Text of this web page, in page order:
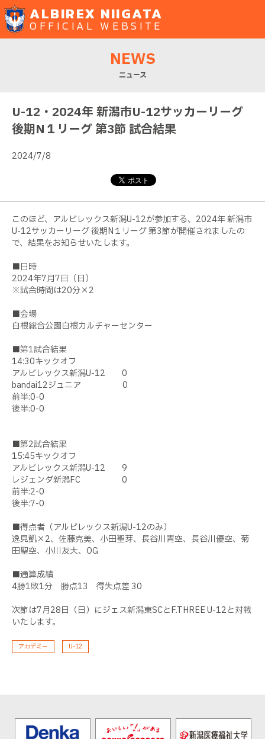
ALBIREX NIIGATA
OFFICIAL WEBSITE
NEWS
ニュース
U-12・2024年 新潟市U-12サッカーリーグ
後期N１リーグ 第3節 試合結果
2024/7/8
このほど、アルビレックス新潟U-12が参加する、2024年 新潟市
U-12サッカーリーグ 後期N１リーグ 第3節が開催されましたの
で、結果をお知らせいたします。
■日時
2024年7月7日（日）
※試合時間は20分×2
■会場
白根総合公園白根カルチャーセンター
■第1試合結果
14:30キックオフ
アルビレックス新潟U-12 0
bandai12ジュニア 0
前半:0-0
後半:0-0
■第2試合結果
15:45キックオフ
アルビレックス新潟U-12 9
レジェンダ新潟FC 0
前半:2-0
後半:7-0
■得点者（アルビレックス新潟U-12のみ）
逸見凱×2、佐藤克美、小田聖芽、長谷川青空、長谷川優空、菊
田聖空、小川友大、OG
■通算成績
4勝1敗1分 勝点13 得失点差 30
次節は7月28日（日）にジェス新潟東SCとF.THREE U-12と対戦
いたします。
アカデミー U-12